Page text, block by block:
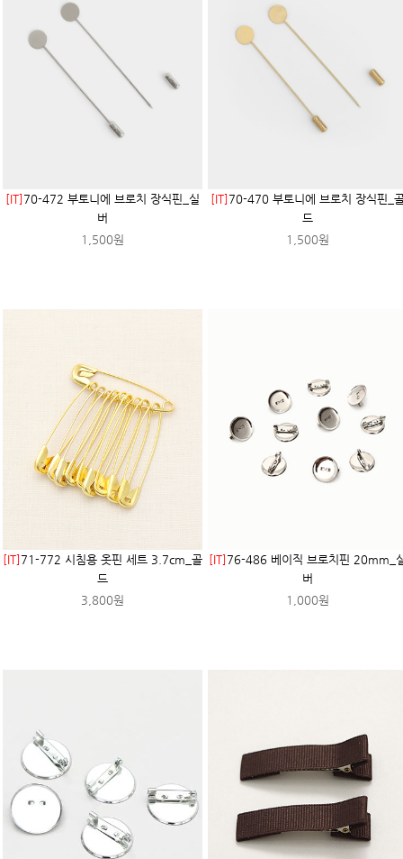
[IT] 70-472 부토니에 브로치 장식핀_실
버
1,500원
[IT] 70-470 부토니에 브로치 장식핀_
드
1,500원
[IT] 71-772 시침용 옷핀 세트 3.7cm_골
드
3,800원
[IT] 76-486 베이직 브로치핀 20mm_
버
1,000원